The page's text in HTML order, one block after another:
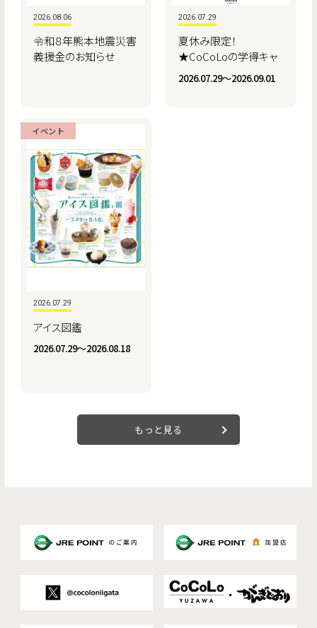
2026.08.06
令和８年熊本地震災害
義援金のお知らせ
2026.07.29
夏休み限定！
★CoCoLoの学得キャ
ンペーン★
2026.07.29〜2026.09.01
イベント
2026.07.29
アイス図鑑
2026.07.29〜2026.08.18
もっと見る